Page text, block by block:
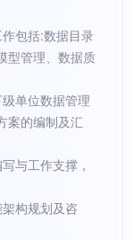
包括:数据目录
型管理、数据质
单位数据管理
案的编制及汇
与工作支撑，
构规划及咨